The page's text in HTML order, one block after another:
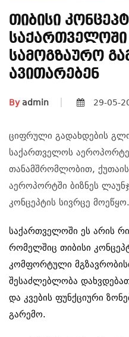
Თიბისი
Საქართველოში
Სამოგზაურო
Ავითარებენ
Byadmin 29-05-
ციფრული გადახდების
საქართველოს
თანამშრომლობით,
აეროპორტში ბიზნეს
კონცეპტის სივრცე მოეწყო.
საქართველოში ეს არის
რომელშიც თიბისი
კომფორტული
შესაძლებლობა
და კვების ფუნქციური
გარემო.